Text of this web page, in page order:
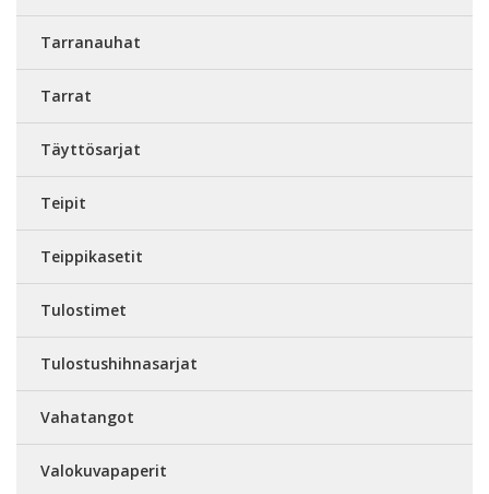
Tarranauhat
Tarrat
Täyttösarjat
Teipit
Teippikasetit
Tulostimet
Tulostushihnasarjat
Vahatangot
Valokuvapaperit